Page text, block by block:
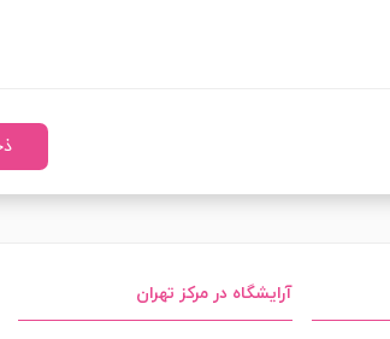
آرایشگاه در مرکز تهران